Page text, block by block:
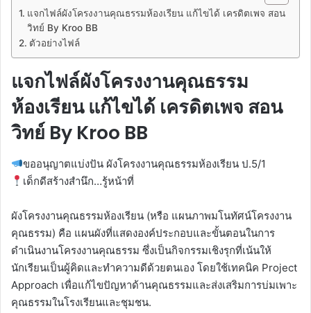
แจกไฟล์ผังโครงงานคุณธรรมห้องเรียน แก้ไขได้ เครดิตเพจ สอน
วิทย์ By Kroo BB
ตัวอย่างไฟล์
แจกไฟล์ผังโครงงานคุณธรรม
ห้องเรียน แก้ไขได้ เครดิตเพจ สอน
วิทย์ By Kroo BB
ขออนุญาตแบ่งปัน ผังโครงงานคุณธรรมห้องเรียน ป.5/1
เด็กดีสร้างสำนึก…รู้หน้าที่
ผังโครงงานคุณธรรมห้องเรียน (หรือ แผนภาพมโนทัศน์โครงงาน
คุณธรรม) คือ แผนผังที่แสดงองค์ประกอบและขั้นตอนในการ
ดำเนินงานโครงงานคุณธรรม ซึ่งเป็นกิจกรรมเชิงรุกที่เน้นให้
นักเรียนเป็นผู้คิดและทำความดีด้วยตนเอง โดยใช้เทคนิค Project
Approach เพื่อแก้ไขปัญหาด้านคุณธรรมและส่งเสริมการบ่มเพาะ
คุณธรรมในโรงเรียนและชุมชน.